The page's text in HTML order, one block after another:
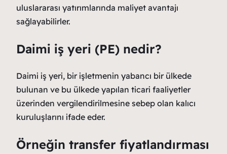
uluslararası yatırımlarında maliyet avantajı
sağlayabilirler.
Daimi iş yeri (PE) nedir?
Daimi iş yeri, bir işletmenin yabancı bir ülkede
bulunan ve bu ülkede yapılan ticari faaliyetler
üzerinden vergilendirilmesine sebep olan kalıcı
kuruluşlarını ifade eder.
Örneğin transfer fiyatlandırması